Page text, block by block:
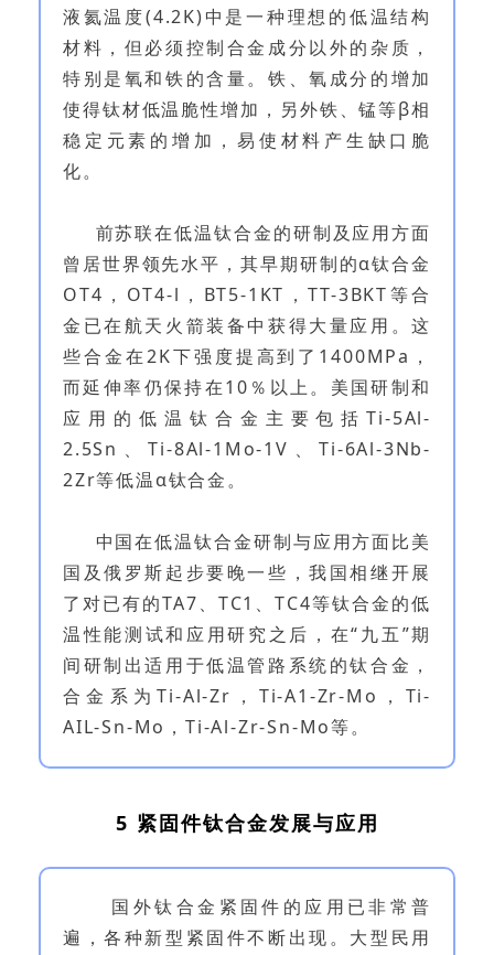
液氦温度(4.2K)中是一种理想的低温结构
材料，但必须控制合金成分以外的杂质，
特别是氧和铁的含量。铁、氧成分的增加
使得钛材低温脆性增加，另外铁、锰等β相
稳定元素的增加，易使材料产生缺口脆
化。
前苏联在低温钛合金的研制及应用方面
曾居世界领先水平，其早期研制的α钛合金
OT4，OT4-l，BT5-1KT，TT-3BKT等合
金已在航天火箭装备中获得大量应用。这
些合金在2K下强度提高到了1400MPa，
而延伸率仍保持在10％以上。美国研制和
应用的低温钛合金主要包括Ti-5Al-
2.5Sn、Ti-8Al-1Mo-1V、Ti-6Al-3Nb-
2Zr等低温α钛合金。
中国在低温钛合金研制与应用方面比美
国及俄罗斯起步要晚一些，我国相继开展
了对已有的TA7、TC1、TC4等钛合金的低
温性能测试和应用研究之后，在“九五”期
间研制出适用于低温管路系统的钛合金，
合金系为Ti-Al-Zr，Ti-A1-Zr-Mo，Ti-
AIL-Sn-Mo，Ti-Al-Zr-Sn-Mo等。
5 紧固件钛合金发展与应用
国外钛合金紧固件的应用已非常普
遍，各种新型紧固件不断出现。大型民用